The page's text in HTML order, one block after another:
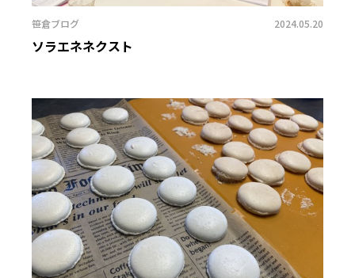
笹倉ブログ 2024.05.20
ソラエネネクスト